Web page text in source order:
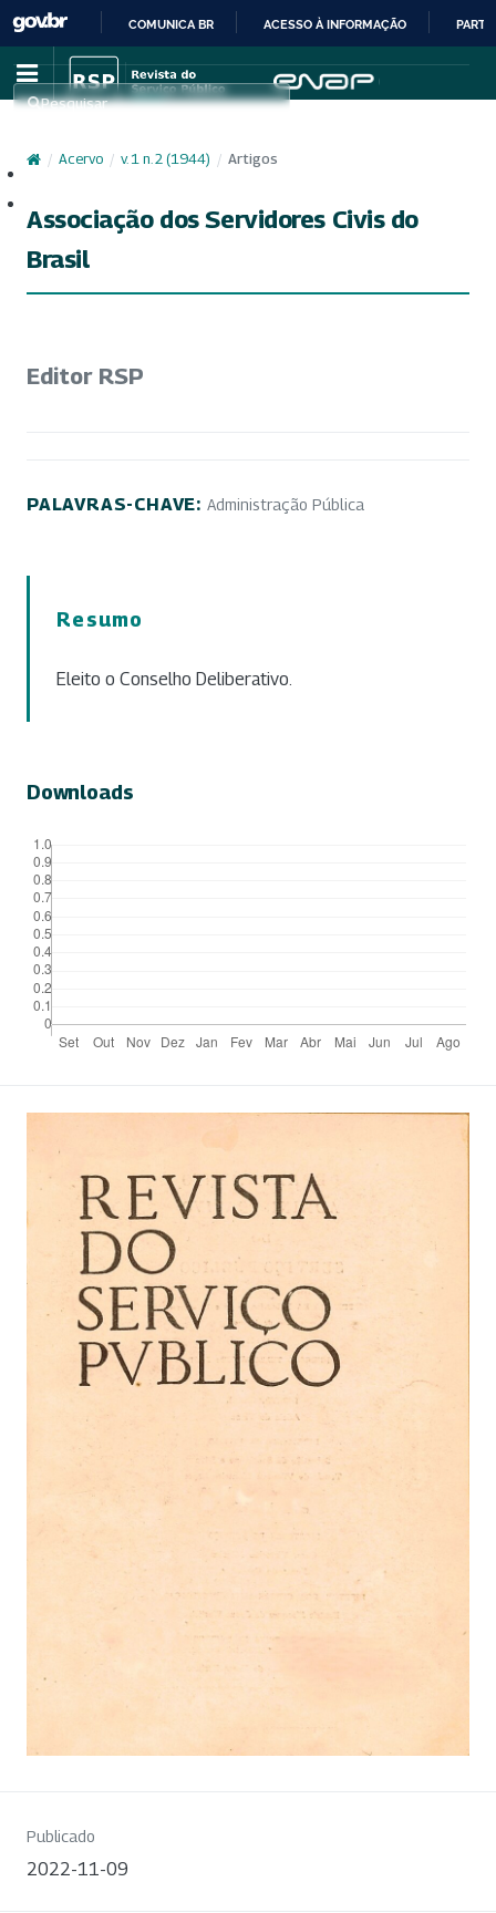
IR
PARA
CONTEÚDO
COMUNICA BR ACESSO À INFORMAÇÃO
Pesquisar
/ Acervo / v. 1 n. 2 (1944) / Artigos
Associação dos Servidores Civis do
Brasil
Editor RSP
PALAVRAS-CHAVE: Administração Pública
Resumo
Eleito o Conselho Deliberativo.
Downloads
Publicado
2022-11-09